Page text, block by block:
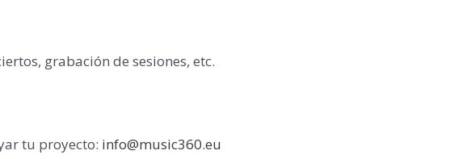
grabación de sesiones, etc.
tu proyecto: info@music360.eu